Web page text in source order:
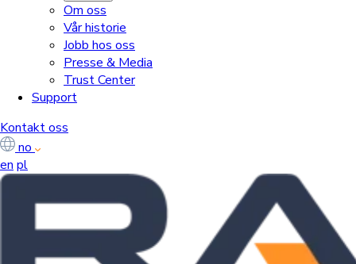
Om oss
Vår historie
Jobb hos oss
Presse & Media
Trust Center
Support
Kontakt oss
no
en pl